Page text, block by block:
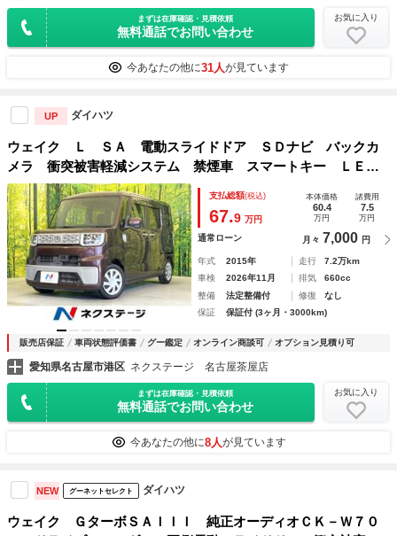
まずは在庫確認・見積依頼
無料通話でお問い合わせ
お気に入り
今あなたの他に31人が見ています
UP ダイハツ
ウェイク Ｌ ＳＡ 電動スライドドア ＳＤナビ バックカ
メラ 衝突被害軽減システム 禁煙車 スマートキー ＬＥＤ
ヘッド 純正１５インチアルミ オートライト オートエアコ
ン Ｂｌｕｅｔｏｏｔｈ ＣＤ ＤＶＤ再生 地デジ
支払総額(税込)
67.9 万円
本体価格
60.4
万円
諸費用
7.5
万円
通常ローン 月々 7,000 円
年式 2015年 走行
7.2万km
車検
2026年11月 排気
660cc
整備
法定整備付 修復
なし
保証
保証付 (3ヶ月・3000km)
販売店保証 車両状態評価書 グー鑑定 オンライン商談可 オプション見積り可
愛知県名古屋市港区 ネクステージ 名古屋茶屋店
まずは在庫確認・見積依頼
無料通話でお問い合わせ
お気に入り
今あなたの他に8人が見ています
NEW グーネットセレクト ダイハツ
ウェイク ＧターボＳＡＩＩＩ 純正オーディオＣＫ－Ｗ７０